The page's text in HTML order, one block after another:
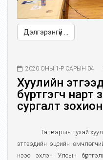
Дэлгэрэнгүй ...
2020 ОНЫ 1-Р САРЫН 04
Хуулийн
бүртгэгч нарт
сургалт
Татварын тухай
этгээдийн эцсийн
нээс эхлэн Улсын